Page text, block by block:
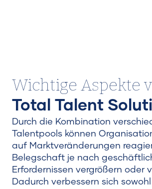
Wichtige Aspekte
Total Talent
Durch die Kombination
Talentpools können
auf Marktveränderungen
Belegschaft je nach
Erfordernissen vergrößern oder
Dadurch verbessern sich